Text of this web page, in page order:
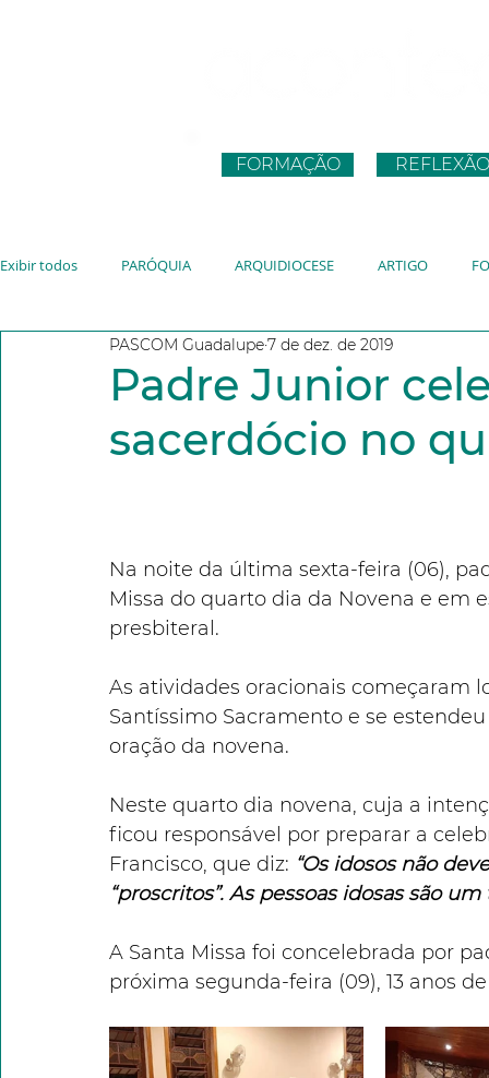
FORMAÇÃO REFLEXÃO
Exibir todos PARÓQUIA ARQUIDIOCESE ARTIGO
JUVENTUDE VATICANO JMJ
Padre Junior
sacerdócio no
PASCOM Guadalupe7 de dez. de 2019
Na noite da última sexta-feira (06),
Missa do quarto dia da Novena e em
presbiteral.
As atividades oracionais começaram
Santíssimo Sacramento e se
oração da novena.
Neste quarto dia novena, cuja a
ficou responsável por preparar a
Francisco, que diz: “Os idosos não
“proscritos”. As pessoas idosas são
A Santa Missa foi concelebrada por
próxima segunda-feira (09), 13 anos